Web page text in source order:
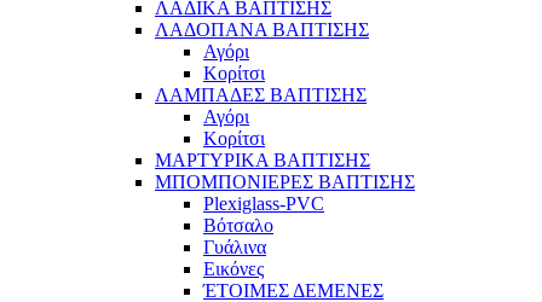
ΛΑΔΙΚΑ ΒΑΠΤΙΣΗΣ
ΛΑΔΟΠΑΝΑ ΒΑΠΤΙΣΗΣ
Αγόρι
Κορίτσι
ΛΑΜΠΑΔΕΣ ΒΑΠΤΙΣΗΣ
Αγόρι
Κορίτσι
ΜΑΡΤΥΡΙΚΑ ΒΑΠΤΙΣΗΣ
ΜΠΟΜΠΟΝΙΕΡΕΣ ΒΑΠΤΙΣΗΣ
Plexiglass-PVC
Βότσαλο
Γυάλινα
Εικόνες
ΈΤΟΙΜΕΣ ΔΕΜΕΝΕΣ